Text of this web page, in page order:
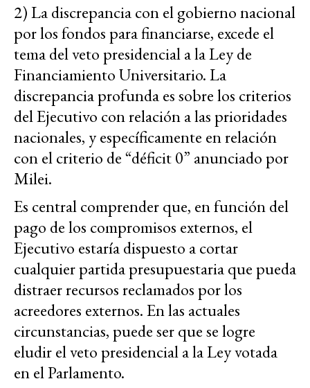
2) La discrepancia con el gobierno nacional
por los fondos para financiarse, excede el
tema del veto presidencial a la Ley de
Financiamiento Universitario. La
discrepancia profunda es sobre los criterios
del Ejecutivo con relación a las prioridades
nacionales, y específicamente en relación
con el criterio de “déficit 0” anunciado por
Milei.
Es central comprender que, en función del
pago de los compromisos externos, el
Ejecutivo estaría dispuesto a cortar
cualquier partida presupuestaria que pueda
distraer recursos reclamados por los
acreedores externos. En las actuales
circunstancias, puede ser que se logre
eludir el veto presidencial a la Ley votada
en el Parlamento.